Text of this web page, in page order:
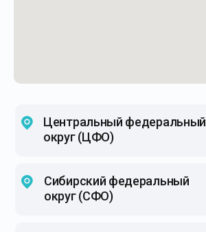
Сибирский федеральный
округ (СФО)
Центральный федеральный
округ (ЦФО)